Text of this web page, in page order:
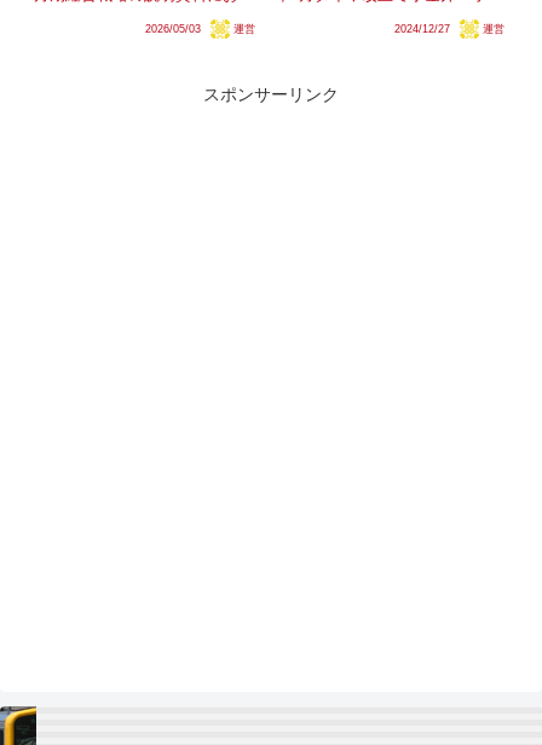
ン車の稼働率向上が戦略として掲
2026/05/03 運営
ことが分かりました。従来、同区
みE131系が運用され...
2024/12/27 運営
スポンサーリンク